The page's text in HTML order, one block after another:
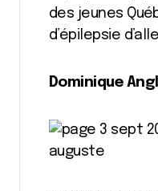
des jeunes
d’épilepsie
Dominique